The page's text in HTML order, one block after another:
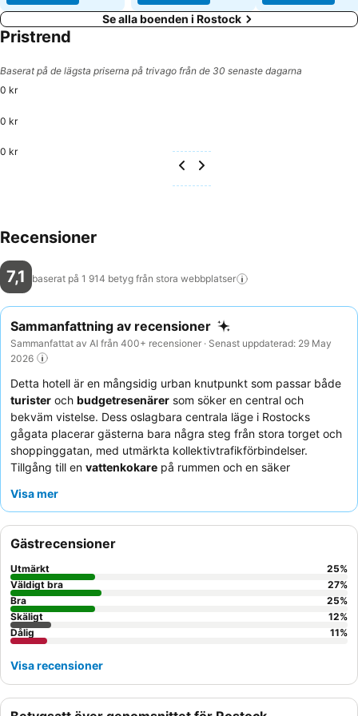
Se alla boenden i Rostock
Pristrend
Baserat på de lägsta priserna på trivago från de 30 senaste dagarna
0 kr
0 kr
0 kr
Recensioner
7,1 baserat på 1 914 betyg från stora webbplatser
Sammanfattning av recensioner
Sammanfattat av AI från 400+ recensioner · Senast uppdaterad: 29 May
2026
Detta hotell är en mångsidig urban knutpunkt som passar både
turister och budgetresenärer som söker en central och
bekväm vistelse. Dess oslagbara centrala läge i Rostocks
gågata placerar gästerna bara några steg från stora torget och
shoppinggatan, med utmärkta kollektivtrafikförbindelser.
Tillgång till en vattenkokare på rummen och en säker
smala trappa är bättre lämpad för lättare cyklar. Gästerna
kommunikationen
frukosten som serveras utanför hotellet. För en tystare
upplevelse bör gäster be om ett rum som vetter mot
innergården.
Visa mer
Gästrecensioner
Utmärkt 25%
Väldigt bra
27%
Bra
25%
Skäligt
12%
Dålig
11%
Visa recensioner